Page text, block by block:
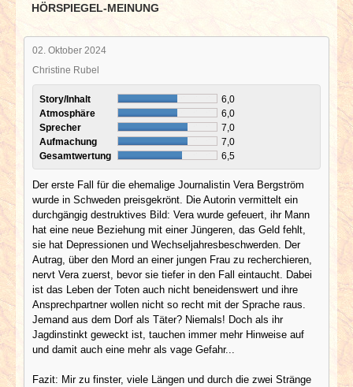
HÖRSPIEGEL-MEINUNG
02. Oktober 2024
Christine Rubel
Story/Inhalt
6,0
Atmosphäre
6,0
Sprecher
7,0
Aufmachung
7,0
Gesamtwertung
6,5
Der erste Fall für die ehemalige Journalistin Vera Bergström
wurde in Schweden preisgekrönt. Die Autorin vermittelt ein
durchgängig destruktives Bild: Vera wurde gefeuert, ihr Mann
hat eine neue Beziehung mit einer Jüngeren, das Geld fehlt,
sie hat Depressionen und Wechseljahresbeschwerden. Der
Autrag, über den Mord an einer jungen Frau zu recherchieren,
nervt Vera zuerst, bevor sie tiefer in den Fall eintaucht. Dabei
ist das Leben der Toten auch nicht beneidenswert und ihre
Ansprechpartner wollen nicht so recht mit der Sprache raus.
Jemand aus dem Dorf als Täter? Niemals! Doch als ihr
Jagdinstinkt geweckt ist, tauchen immer mehr Hinweise auf
und damit auch eine mehr als vage Gefahr...
Fazit: Mir zu finster, viele Längen und durch die zwei Stränge